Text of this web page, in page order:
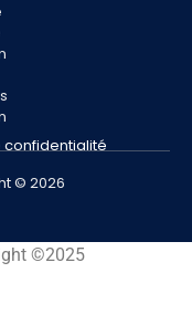
confidentialité
© 2026
©2025